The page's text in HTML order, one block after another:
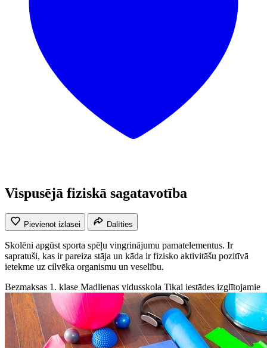
Vispusējā fiziskā sagatavotība
Pievienot izlasei Dalīties
Skolēni apgūst sporta spēļu vingrinājumu pamatelementus. Ir
sapratuši, kas ir pareiza stāja un kāda ir fizisko aktivitāšu pozitīvā
ietekme uz cilvēka organismu un veselību.
Bezmaksas 1. klase Madlienas vidusskola Tikai iestādes izglītojamie